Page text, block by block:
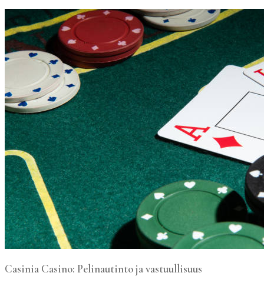
Casinia Casino: Pelinautinto ja vastuullisuus